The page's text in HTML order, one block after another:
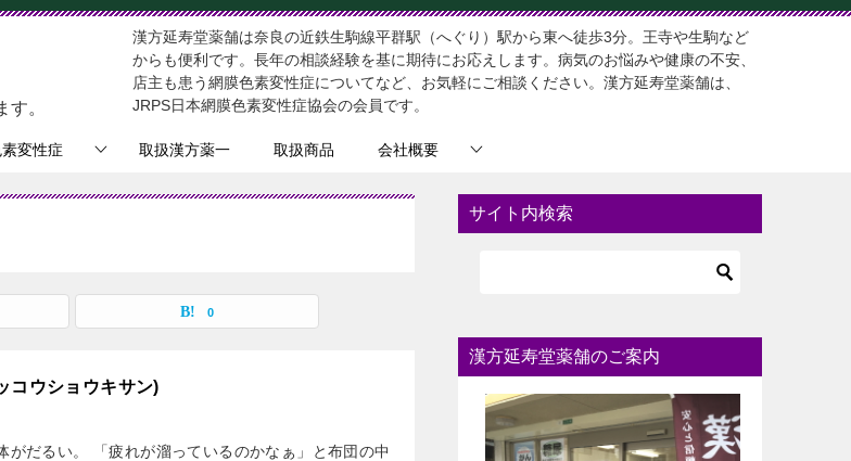
。
漢方延寿堂薬舗は奈良の近鉄生駒線平群駅（へぐり）駅から東へ徒歩3分。王寺や生駒など
からも便利です。長年の相談経験を基に期待にお応えします。病気のお悩みや健康の不安、
店主も患う網膜色素変性症についてなど、お気軽にご相談ください。漢方延寿堂薬舗は、
JRPS日本網膜色素変性症協会の会員です。
変性症 取扱漢方薬一 取扱商品 会社概要
0
コウショウキサン)
がだるい。 「疲れが溜っているのかなぁ」と布団の中
サイト内検索
漢方延寿堂薬舗のご案内